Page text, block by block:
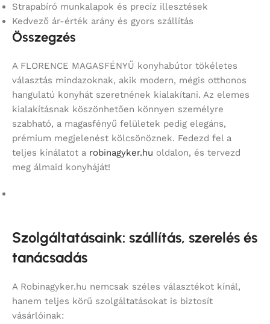
Strapabíró munkalapok és precíz illesztések
Kedvező ár-érték arány és gyors szállítás
Összegzés
A FLORENCE MAGASFÉNYŰ konyhabútor tökéletes
választás mindazoknak, akik modern, mégis otthonos
hangulatú konyhát szeretnének kialakítani. Az elemes
kialakításnak köszönhetően könnyen személyre
szabható, a magasfényű felületek pedig elegáns,
prémium megjelenést kölcsönöznek. Fedezd fel a
teljes kínálatot a robinagyker.hu oldalon, és tervezd
meg álmaid konyháját!
Szolgáltatásaink: szállítás, szerelés és
tanácsadás
A Robinagyker.hu nemcsak széles választékot kínál,
hanem teljes körű szolgáltatásokat is biztosít
vásárlóinak: